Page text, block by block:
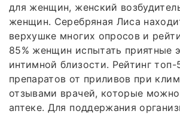
для женщин, женский
женщин. Серебряная Лиса
верхушке многих опросов и
85% женщин испытать приятные
интимной близости. Рейтинг
препаратов от приливов при
отзывами врачей, которые можно
аптеке. Для поддержания